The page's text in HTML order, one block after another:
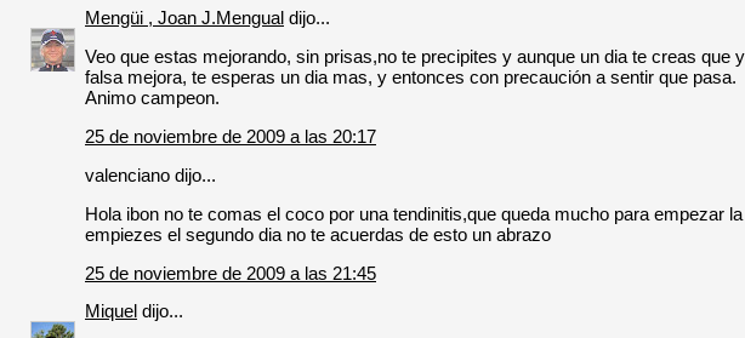
Mengüi , Joan J.Mengual dijo...
Veo que estas mejorando, sin prisas,no te precipites y aunque un dia te creas que
falsa mejora, te esperas un dia mas, y entonces con precaución a sentir que pasa.
Animo campeon.
25 de noviembre de 2009 a las 20:17
valenciano dijo...
Hola ibon no te comas el coco por una tendinitis,que queda mucho para empezar
empiezes el segundo dia no te acuerdas de esto un abrazo
25 de noviembre de 2009 a las 21:45
Miquel dijo...